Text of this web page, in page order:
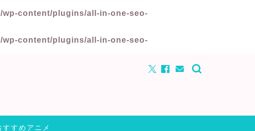
content/plugins/all-in-one-seo-
content/plugins/all-in-one-seo-
すすめアニメ